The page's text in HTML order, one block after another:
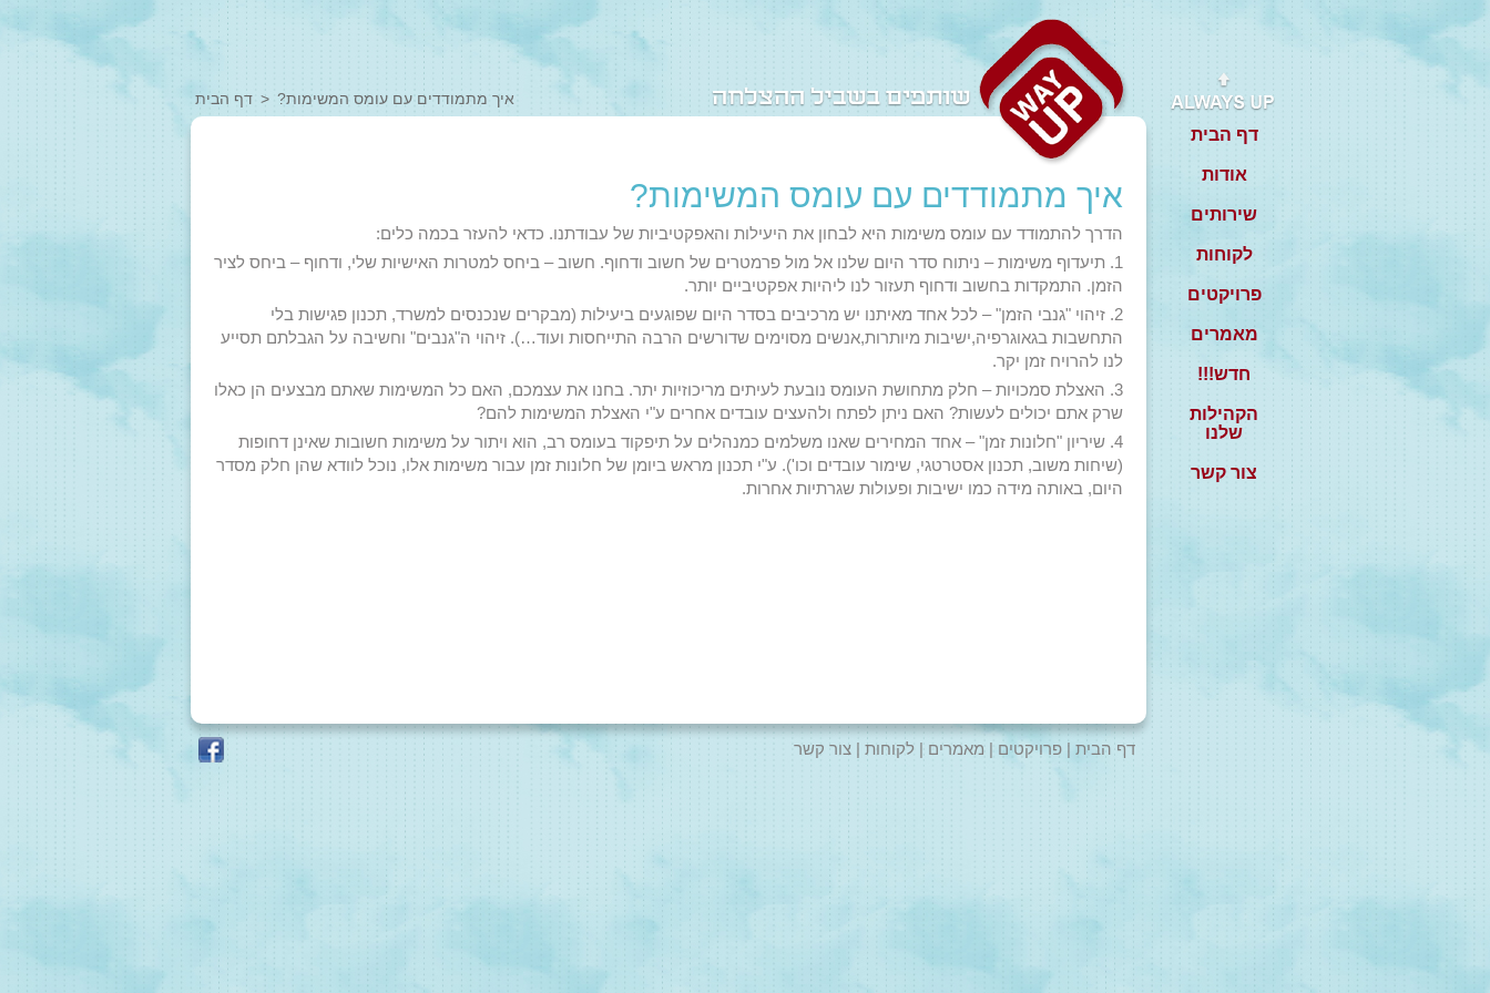
דף הבית
אודות
שירותים
לקוחות
פרויקטים
מאמרים
חדש!!!
הקהילות
שלנו
צור קשר
דף הבית איך מתמודדים עם עומס המשימות?
איך מתמודדים עם עומס המשימות?
הדרך להתמודד עם עומס משימות היא לבחון את היעילות והאפקטיביות של עבודתנו. כדאי להעזר בכמה כלים:
1. תיעדוף משימות – ניתוח סדר היום שלנו אל מול פרמטרים של חשוב ודחוף. חשוב – ביחס למטרות האישיות שלי, ודחוף – ביחס לציר
הזמן. התמקדות בחשוב ודחוף תעזור לנו ליהיות אפקטיביים יותר.
2. זיהוי "גנבי הזמן" – לכל אחד מאיתנו יש מרכיבים בסדר היום שפוגעים ביעילות (מבקרים שנכנסים למשרד, תכנון פגישות בלי
התחשבות בגאוגרפיה,ישיבות מיותרות,אנשים מסוימים שדורשים הרבה התייחסות ועוד…). זיהוי ה"גנבים" וחשיבה על הגבלתם תסייע
לנו להרויח זמן יקר.
3. האצלת סמכויות – חלק מתחושת העומס נובעת לעיתים מריכוזיות יתר. בחנו את עצמכם, האם כל המשימות שאתם מבצעים הן כאלו
שרק אתם יכולים לעשות? האם ניתן לפתח ולהעצים עובדים אחרים ע"י האצלת המשימות להם?
4. שיריון "חלונות זמן" – אחד המחירים שאנו משלמים כמנהלים על תיפקוד בעומס רב, הוא ויתור על משימות חשובות שאינן דחופות
(שיחות משוב, תכנון אסטרטגי, שימור עובדים וכו'). ע"י תכנון מראש ביומן של חלונות זמן עבור משימות אלו, נוכל לוודא שהן חלק מסדר
היום, באותה מידה כמו ישיבות ופעולות שגרתיות אחרות.
דף הבית פרויקטים מאמרים לקוחות צור קשר